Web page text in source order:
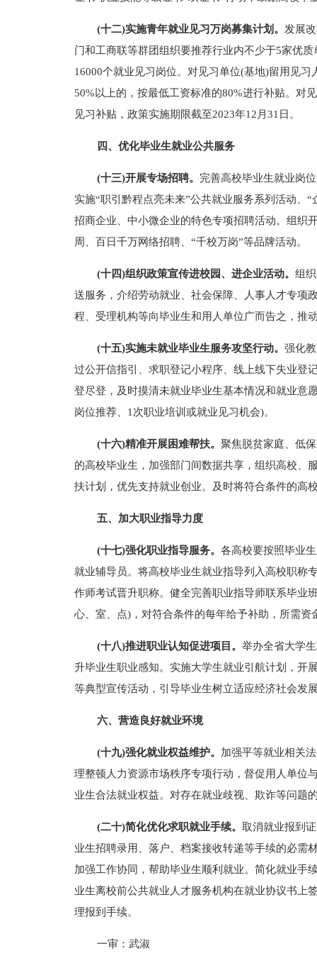
(十二)实施青年就业见习万岗募集计划。 发展
门和工商联等群团组织要推荐行业内不少于5家优
16000个就业见习岗位。对见习单位(基地)留用见
50%以上的，按最低工资标准的80%进行补贴。对
见习补贴，政策实施期限截至2023年12月31日。
四、优化毕业生就业公共服务
(十三)开展专场招聘。 完善高校毕业生就业岗
实施“职引黔程点亮未来”公共就业服务系列活动、
招商企业、中小微企业的特色专项招聘活动。组织
周、百日千万网络招聘、“千校万岗”等品牌活动。
(十四)组织政策宣传进校园、进企业活动。 组
送服务，介绍劳动就业、社会保障、人事人才专项
程、受理机构等向毕业生和用人单位广而告之，推
(十五)实施未就业毕业生服务攻坚行动。 强化
过公开信指引、求职登记小程序、线上线下失业登
登尽登，及时摸清未就业毕业生基本情况和就业意
岗位推荐、1次职业培训或就业见习机会)。
(十六)精准开展困难帮扶。 聚焦脱贫家庭、低
的高校毕业生，加强部门间数据共享，组织高校、
扶计划，优先支持就业创业。及时将符合条件的高
五、加大职业指导力度
(十七)强化职业指导服务。 各高校要按照毕业
就业辅导员。将高校毕业生就业指导列入高校职称
作师考试晋升职称。健全完善职业指导师联系毕业
心、室、点)，对符合条件的每年给予补助，所需资
(十八)推进职业认知促进项目。 举办全省大学
升毕业生职业感知。实施大学生就业引航计划，开
等典型宣传活动，引导毕业生树立适应经济社会发
六、营造良好就业环境
(十九)强化就业权益维护。 加强平等就业相关
理整顿人力资源市场秩序专项行动，督促用人单位
业生合法就业权益。对存在就业歧视、欺诈等问题
(二十)简化优化求职就业手续。 取消就业报到
业生招聘录用、落户、档案接收转递等手续的必需
加强工作协同，帮助毕业生顺利就业。简化就业手
业生离校前公共就业人才服务机构在就业协议书上
理报到手续。
一审：武淑